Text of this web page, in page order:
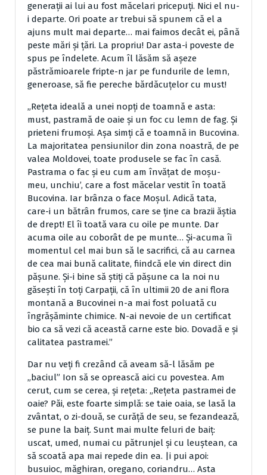
generaţii ai lui au fost măcelari pricepuţi. Nici el nu-
i departe. Ori poate ar trebui să spunem că el a
ajuns mult mai departe… mai faimos decât ei, până
peste mări şi ţări. La propriu! Dar asta-i poveste de
spus pe îndelete. Acum îl lăsăm să aşeze
păstrămioarele fripte-n jar pe fundurile de lemn,
generoase, să fie pereche bărdăcuţelor cu must!
„Reţeta ideală a unei nopţi de toamnă e asta:
must, pastramă de oaie şi un foc cu lemn de fag. Şi
prieteni frumoşi. Aşa simţi că e toamnă in Bucovina.
La majoritatea pensiunilor din zona noastră, de pe
valea Moldovei, toate produsele se fac în casă.
Pastrama o fac şi eu cum am învăţat de moşu-
meu, unchiu’, care a fost măcelar vestit în toată
Bucovina. Iar brânza o face Moşul. Adică tata,
care-i un bătrân frumos, care se ţine ca brazii ăştia
de drept! El îi toată vara cu oile pe munte. Dar
acuma oile au coborât de pe munte… Şi-acuma îi
momentul cel mai bun să le sacrifici, că au carnea
de cea mai bună calitate, fiindcă ele vin direct din
păşune. Şi-i bine să ştiţi că păşune ca la noi nu
găseşti în toţi Carpaţii, că în ultimii 20 de ani flora
montană a Bucovinei n-a mai fost poluată cu
îngrăşăminte chimice. N-ai nevoie de un certificat
bio ca să vezi că această carne este bio. Dovadă e şi
calitatea pastramei.”
Dar nu veţi fi crezând că aveam să-l lăsăm pe
„baciul” Ion să se oprească aici cu povestea. Am
cerut, cum se cerea, şi reţeta: „Reţeta pastramei de
oaie? Păi, este foarte simplă: se taie oaia, se lasă la
zvântat, o zi-două, se curăţă de seu, se fezandează,
se pune la baiţ. Sunt mai multe feluri de baiţ:
uscat, umed, numai cu pătrunjel şi cu leuştean, ca
să scoată apa mai repede din ea. |i pui apoi:
busuioc, măghiran, oregano, coriandru… Asta